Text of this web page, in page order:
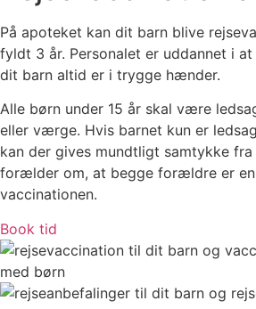
På apoteket kan dit barn blive
fyldt 3 år. Personalet er uddannet i
dit barn altid er i trygge hænder.
Alle børn under 15 år skal være
eller værge. Hvis barnet kun er
kan der gives mundtligt samtykke
forælder om, at begge forældre er
vaccinationen.
Book tid